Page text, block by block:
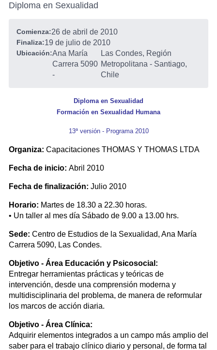
Diploma en Sexualidad
Comienza:26 de abril de 2010
Finaliza:19 de julio de 2010
Ubicación:Ana María
Carrera 5090
-
Las Condes, Región
Metropolitana - Santiago,
Chile
Diploma en Sexualidad
Formación en Sexualidad Humana
13ª versión - Programa 2010
Organiza: Capacitaciones THOMAS Y THOMAS LTDA
Fecha de inicio: Abril 2010
Fecha de finalización: Julio 2010
Horario: Martes de 18.30 a 22.30 horas.
• Un taller al mes día Sábado de 9.00 a 13.00 hrs.
Sede: Centro de Estudios de la Sexualidad, Ana María
Carrera 5090, Las Condes.
Objetivo - Área Educación y Psicosocial:
Entregar herramientas prácticas y teóricas de
intervención, desde una comprensión moderna y
multidisciplinaria del problema, de manera de reformular
los marcos de acción diaria.
Objetivo - Área Clínica:
Adquirir elementos integrados a un campo más amplio del
saber para el trabajo clínico diario y personal, de forma tal